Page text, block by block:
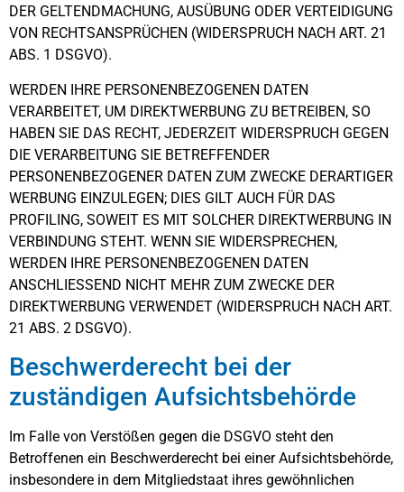
DER GELTENDMACHUNG, AUSÜBUNG ODER VERTEIDIGUNG
VON RECHTSANSPRÜCHEN (WIDERSPRUCH NACH ART. 21
ABS. 1 DSGVO).
WERDEN IHRE PERSONENBEZOGENEN DATEN
VERARBEITET, UM DIREKTWERBUNG ZU BETREIBEN, SO
HABEN SIE DAS RECHT, JEDERZEIT WIDERSPRUCH GEGEN
DIE VERARBEITUNG SIE BETREFFENDER
PERSONENBEZOGENER DATEN ZUM ZWECKE DERARTIGER
WERBUNG EINZULEGEN; DIES GILT AUCH FÜR DAS
PROFILING, SOWEIT ES MIT SOLCHER DIREKTWERBUNG IN
VERBINDUNG STEHT. WENN SIE WIDERSPRECHEN,
WERDEN IHRE PERSONENBEZOGENEN DATEN
ANSCHLIESSEND NICHT MEHR ZUM ZWECKE DER
DIREKTWERBUNG VERWENDET (WIDERSPRUCH NACH ART.
21 ABS. 2 DSGVO).
Beschwerde­recht bei der
zuständigen Aufsichts­behörde
Im Falle von Verstößen gegen die DSGVO steht den
Betroffenen ein Beschwerderecht bei einer Aufsichtsbehörde,
insbesondere in dem Mitgliedstaat ihres gewöhnlichen